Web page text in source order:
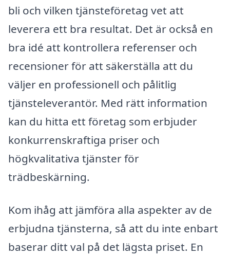
bli och vilken tjänsteföretag vet att
leverera ett bra resultat. Det är också en
bra idé att kontrollera referenser och
recensioner för att säkerställa att du
väljer en professionell och pålitlig
tjänsteleverantör. Med rätt information
kan du hitta ett företag som erbjuder
konkurrenskraftiga priser och
högkvalitativa tjänster för
trädbeskärning.
Kom ihåg att jämföra alla aspekter av de
erbjudna tjänsterna, så att du inte enbart
baserar ditt val på det lägsta priset. En